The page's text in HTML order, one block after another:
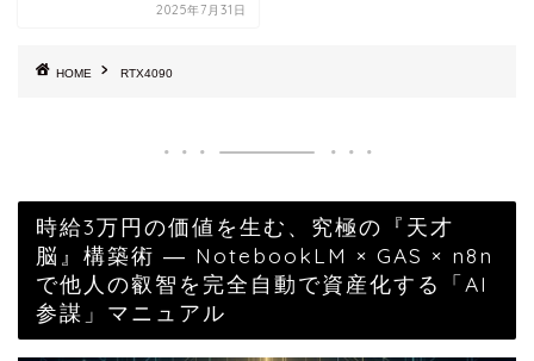
2025年7月31日
HOME RTX4090
時給3万円の価値を生む、究極の『天才
脳』構築術 ― NotebookLM × GAS × n8n
で他人の叡智を完全自動で資産化する「AI
参謀」マニュアル